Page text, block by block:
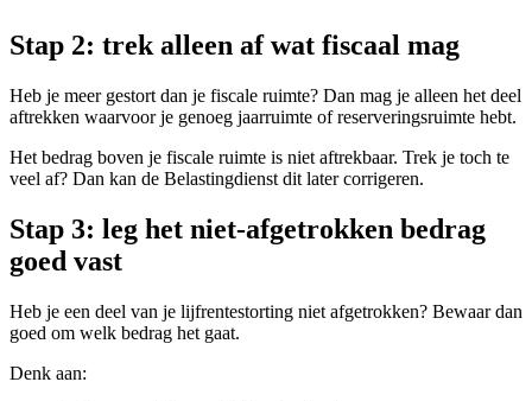
Stap 2: trek alleen af wat fiscaal mag
Heb je meer gestort dan je fiscale ruimte? Dan mag je alleen het deel
aftrekken waarvoor je genoeg jaarruimte of reserveringsruimte hebt.
Het bedrag boven je fiscale ruimte is niet aftrekbaar. Trek je toch te
veel af? Dan kan de Belastingdienst dit later corrigeren.
Stap 3: leg het niet-afgetrokken bedrag
goed vast
Heb je een deel van je lijfrentestorting niet afgetrokken? Bewaar dan
goed om welk bedrag het gaat.
Denk aan: